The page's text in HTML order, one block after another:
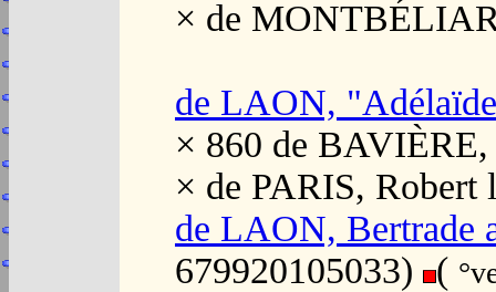
× de
de LAON,
× 860 de
× de PARIS, Robert
de LAON, Bertrade
679920105033)
(